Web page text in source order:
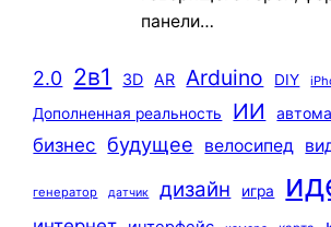
панели…
2.0 2в1 3D AR Arduino DIY
Дополненная реальность ИИ
бизнес будущее велосипед
генератор датчик дизайн игра